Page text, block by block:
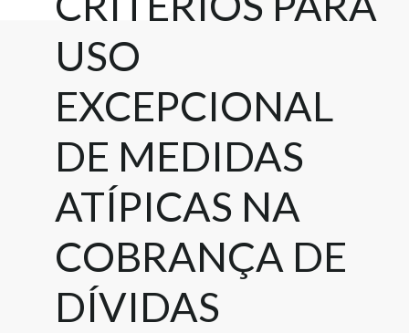
USO
EXCEPCIONAL
DE MEDIDAS
ATÍPICAS NA
COBRANÇA DE
DÍVIDAS